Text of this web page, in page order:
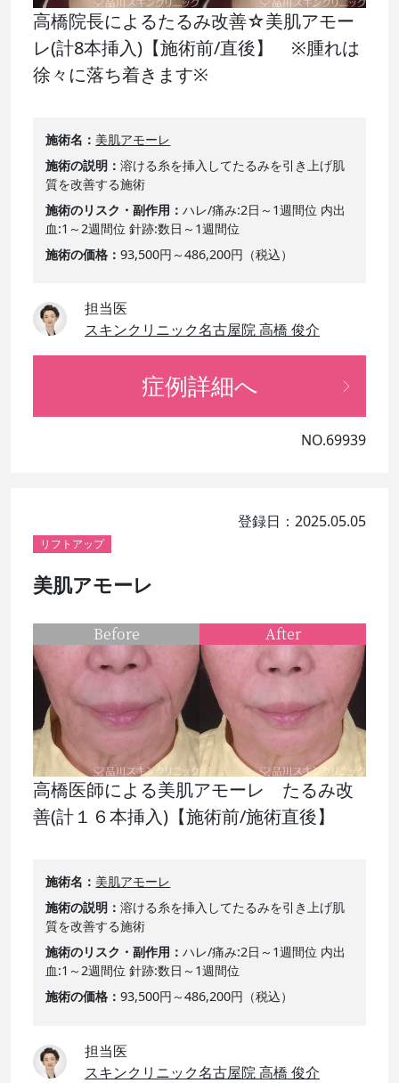
高橋院長によるたるみ改善☆美肌アモー
レ(計8本挿入)【施術前/直後】 ※腫れは
徐々に落ち着きます※
施術名
美肌アモーレ
施術の説明
溶ける糸を挿入してたるみを引き上げ肌
質を改善する施術
施術のリスク・副作用
ハレ/痛み:2日～1週間位 内出
血:1～2週間位 針跡:数日～1週間位
施術の価格
93,500円～486,200円（税込）
担当医
スキンクリニック名古屋院 高橋 俊介
症例詳細へ
NO.69939
登録日：2025.05.05
リフトアップ
美肌アモーレ
高橋医師による美肌アモーレ たるみ改
善(計１６本挿入)【施術前/施術直後】
施術名
美肌アモーレ
施術の説明
溶ける糸を挿入してたるみを引き上げ肌
質を改善する施術
施術のリスク・副作用
ハレ/痛み:2日～1週間位 内出
血:1～2週間位 針跡:数日～1週間位
施術の価格
93,500円～486,200円（税込）
担当医
スキンクリニック名古屋院 高橋 俊介
Before After